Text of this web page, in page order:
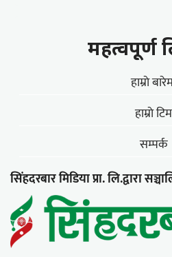
महत्वपूर्ण
हाम्राे
हाम्राे टिम
सम्पर्क
सिंहदरबार मिडिया प्रा. लि.द्वारा